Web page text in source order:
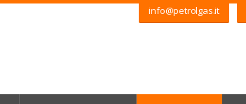
info@petrolgas.it